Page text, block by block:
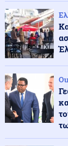
Marfin: